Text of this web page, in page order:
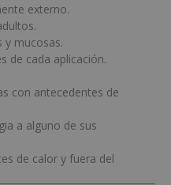
externo.
y mucosas.
de cada aplicación.
con antecedentes de
a alguno de sus
de calor y fuera del